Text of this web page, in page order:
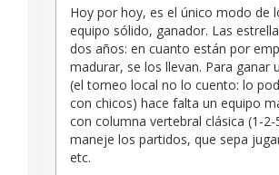
Hoy por hoy, es el único modo de
equipo sólido, ganador. Las
dos años: en cuanto están por
madurar, se los llevan. Para ganar
(el torneo local no lo cuento: lo
con chicos) hace falta un equipo
con columna vertebral clásica (1-2-
maneje los partidos, que sepa
etc.